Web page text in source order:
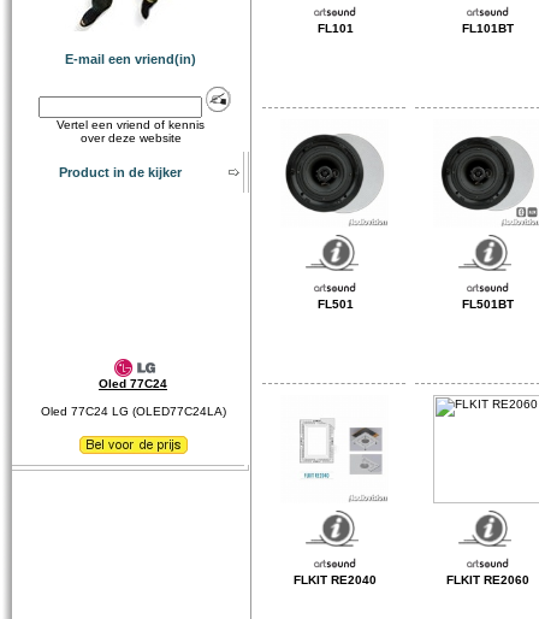
E-mail een vriend(in)
Vertel een vriend of kennis
over deze website
Product in de kijker
Oled 77C24
Oled 77C24 LG (OLED77C24LA)
FL101 FL101BT
FL501 FL501BT
FLKIT RE2040 FLKIT RE2060